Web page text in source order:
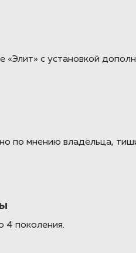
«Элит» с установкой
по мнению владельца,
4 поколения.